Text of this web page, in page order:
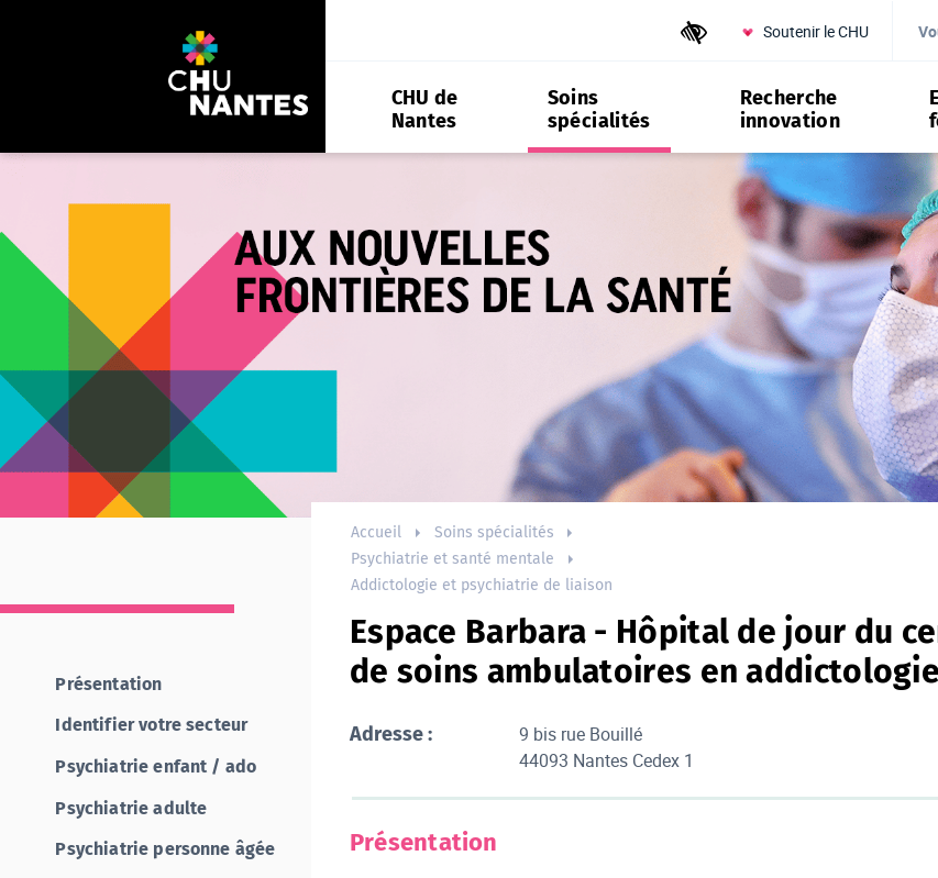
Outils d'accessibilité
Soutenir le CHU
CHU de
Nantes
Soins
spécialités
Recherche
innovation
Accueil
Soins spécialités
Psychiatrie et santé mentale
Addictologie et psychiatrie de liaison
Espace Barbara - Hôpital de jour du
de soins ambulatoires en addictologie
Adresse :
9 bis rue Bouillé
44093 Nantes Cedex 1
Présentation
Présentation
Identifier votre secteur
Psychiatrie enfant / ado
Psychiatrie adulte
Psychiatrie personne âgée